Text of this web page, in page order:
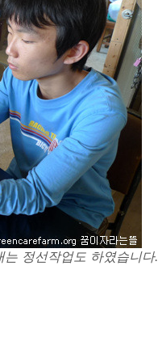
정선작업도 하였습니다.